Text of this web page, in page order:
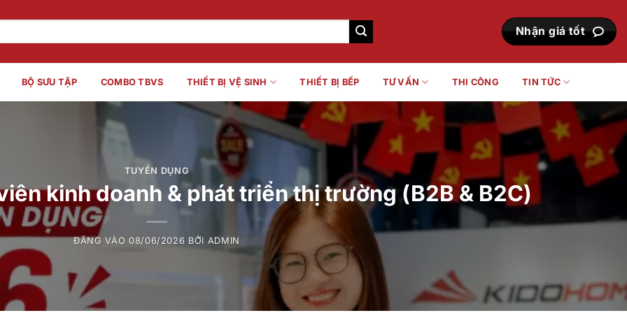
Nhận giá tốt
BỘ SƯU TẬP COMBO TBVS THIẾT BỊ VỆ SINH THIẾT BỊ BẾP TƯ VẤN THI CÔNG TIN TỨC
TUYỂN DỤNG
kinh doanh & phát triển thị trường (B2B & B2C)
ĐĂNG VÀO 08/06/2026 BỞI ADMIN